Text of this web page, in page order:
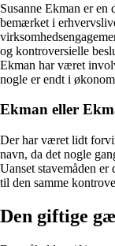
Susanne Ekman er
bemærket i
og kontroversielle
Ekman har været
nogle er endt i
Ekman eller
Der har været lidt
navn, da det nogle
Uanset stavemåden
til den samme
Den giftige